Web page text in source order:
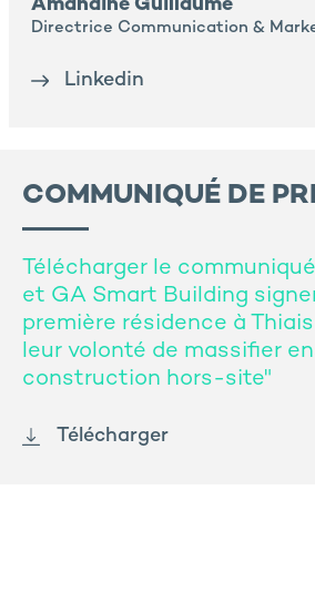
COMMUNIQUÉ DE
Télécharger le
et GA Smart Building
première résidence à
leur volonté de massifier
construction hors-site"
Télécharger
Amandine Guillaume
Directrice Communication &
Linkedin